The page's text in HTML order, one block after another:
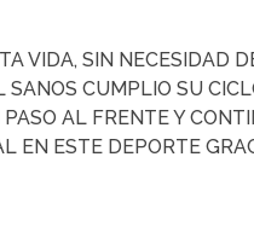
VIDA, SIN NECESIDAD
SANOS CUMPLIO SU
AL FRENTE Y
EN ESTE DEPORTE